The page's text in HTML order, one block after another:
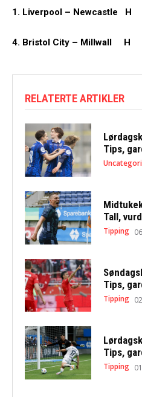
1. Liverpool – Newcastle H
4. Bristol City – Millwall H
RELATERTE ARTIKLER
Tips,
Tall,
Tipping
Tips,
Tipping
Tips,
Tipping